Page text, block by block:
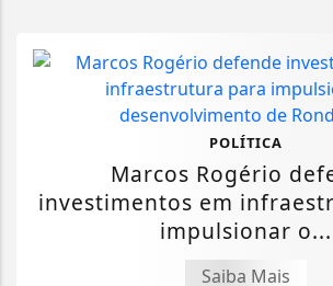
POLÍTICA
Marcos Rogério
investimentos em
impulsionar o...
Saiba Mais